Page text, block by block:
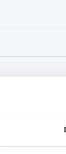
20(24)kV W